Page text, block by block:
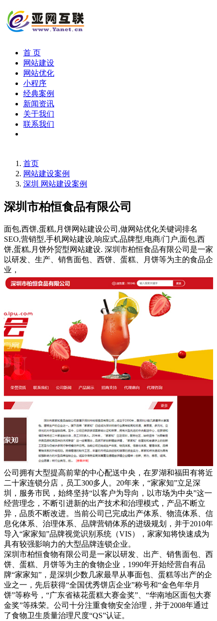
首 页
网站建设
网站优化
小程序
经典案例
新闻资讯
关于我们
联系我们
首页
网站建设案例
深圳 网站建设案例
深圳市柏恒食品有限公司
面包,西饼,蛋糕,月饼网站建设公司,做网站优化关键词排名
SEO,营销型,手机网站建设,响应式,品牌型,电商/门户,面包,西
饼,蛋糕,月饼外贸型网站建设. 深圳市柏恒食品有限公司是一家
以研发、生产、销售面包、西饼、蛋糕、月饼等为主的食品企
业，
公司拥有大型提高前辈的中心配送中央，在罗湖和福田有将近
二十家连锁分店，员工300多人。20年来，“家家知”立足深
圳，服务市民，始终坚持“以客户为导向，以市场为中央”这一
经营理念，不断引进新的出产技术和治理模式，产品不断立
异，品质不断改进。当前公司已完成出产体系、物流体系、信
息化体系、治理体系、品牌营销体系的进级规划，并于2010年
导入“家家知”品牌视觉识别系统（VIS），家家知将快速成为
具有较强影响力的大型品牌连锁企业。
深圳市柏恒食物有限公司是一家以研发、出产、销售面包、西
饼、蛋糕、月饼等为主的食物企业，1990年开始经营自有品
牌“家家知”，是深圳少数几家最早从事面包、蛋糕等出产的企
业之一，先后获得“全国优秀饼店企业”称号和“金色年华月
饼”等称号，“广东省裱花蛋糕大赛金奖”、“华南地区面包大赛
金奖”等殊荣。公司十分注重食物安全治理，并于2008年通过
了食物卫生质量治理尺度“QS”认证。